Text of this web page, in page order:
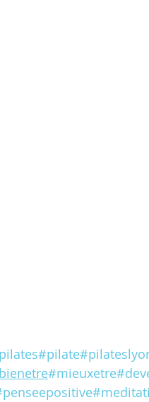
#pilate
#mieuxetre